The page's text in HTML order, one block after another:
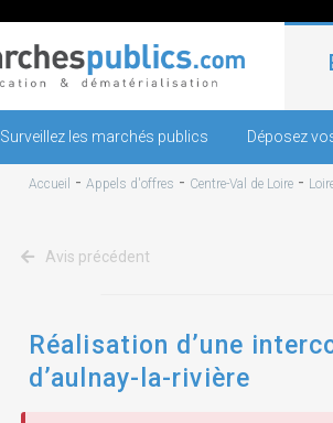
Surveillez les marchés publics Déposez
Accueil - Appels d'offres - Centre-Val de Loire -
Avis précédent
Réalisation d’une
d’aulnay-la-rivière